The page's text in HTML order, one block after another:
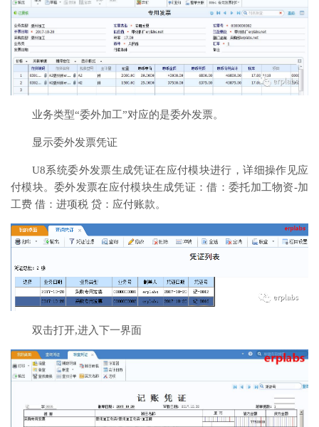
业务类型“委外加工”对应的是委外发票。
显示委外发票凭证
U8系统委外发票生成凭证在应付模块进行，详细操作见应
付模块。委外发票在应付模块生成凭证：借：委托加工物资-加
工费 借：进项税 贷：应付账款。
双击打开,进入下一界面